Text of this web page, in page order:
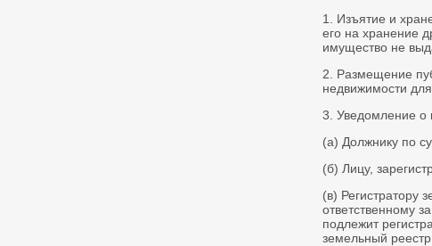
1. Изъятие и
его на хранение
имущество не
2. Размещение
недвижимости
3. Уведомление о
(а) Должнику по
(б) Лицу,
(в) Регистратору
ответственному
подлежит
земельный